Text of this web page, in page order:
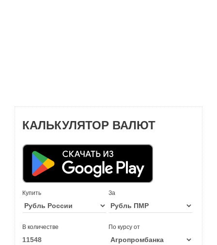
КАЛЬКУЛЯТОР ВАЛЮТ
Купить За
В количестве По курсу от